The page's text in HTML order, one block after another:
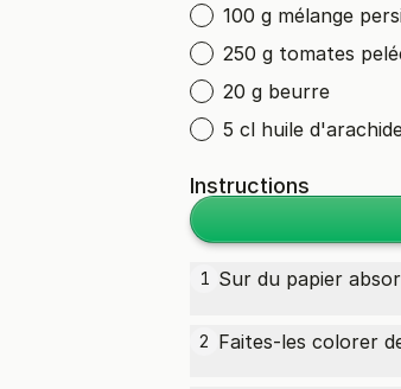
100 g mélange
250 g tomates
20 g beurre
5 cl huile
Instructions
1 Sur du papier
2 Faites-les colorer